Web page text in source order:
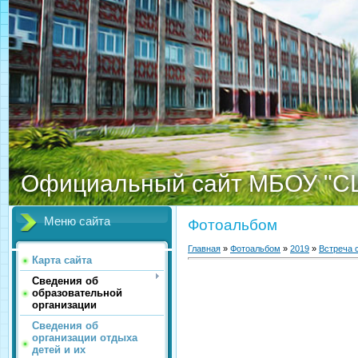
Официальный сайт МБОУ
Меню сайта
Карта сайта
Сведения об
образовательной
организации
Сведения об
организации отдыха
детей и их
Фотоальбом
Главная » Фотоальбом » 2019 » Встреча